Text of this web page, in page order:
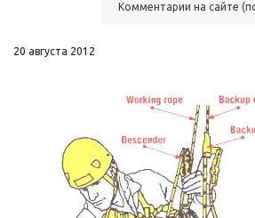
Комментарии на сайте
20 августа 2012